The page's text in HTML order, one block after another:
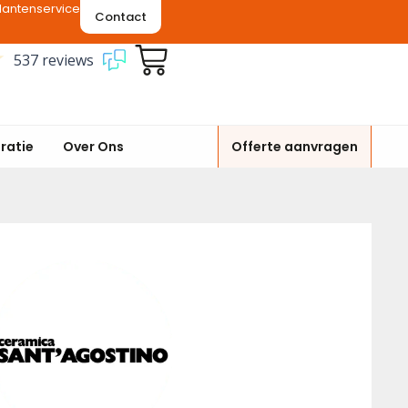
Contact
537 reviews
Over Ons Offerte aanvragen